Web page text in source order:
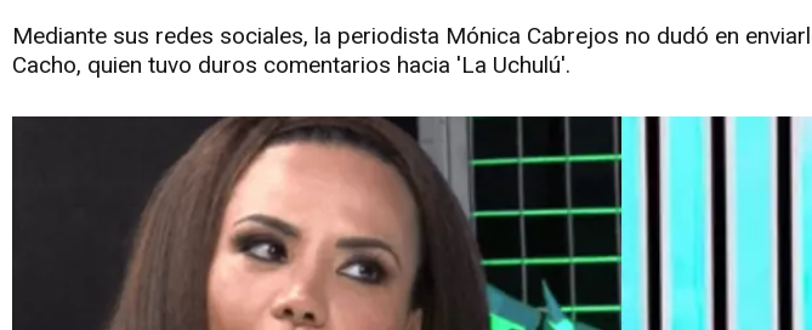
Mediante sus redes sociales, la periodista Mónica Cabrejos no dudó en
Cacho, quien tuvo duros comentarios hacia 'La Uchulú'.